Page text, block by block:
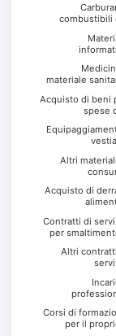
combustibili
materiale
Acquisto di beni
spese
Altri
Acquisto di
Contratti di
per
Altri
Corsi di
per il